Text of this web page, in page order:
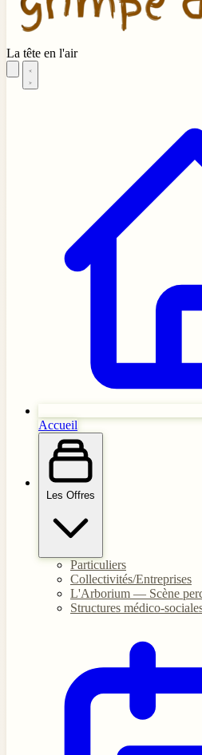
La tête en l'air
Accueil
Les Offres
Particuliers
Collectivités/Entreprises
L'Arborium — Scène
Structures médico-